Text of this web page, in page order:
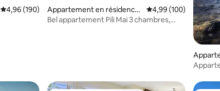
Évaluation moyenne sur la base de 190 commentaires : 4,96 sur 5
4,96 (190)
Appartement en résidence
⋅ Koloa
Évaluation moyenne
4,99 (100)
Bel appartement Pili Mai 3 chambres,
⋅ Koloa